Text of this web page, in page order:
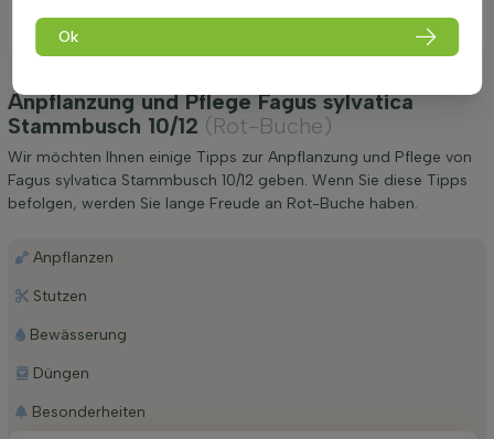
Anpflanzung und Pflege Fagus sylvatica
Stammbusch 10/12 (Rot-Buche)
Wir möchten Ihnen einige Tipps zur Anpflanzung und Pflege von
Fagus sylvatica Stammbusch 10/12 geben. Wenn Sie diese Tipps
befolgen, werden Sie lange Freude an Rot-Buche haben.
Anpflanzen
Stutzen
Bewässerung
Düngen
Besonderheiten
Ok